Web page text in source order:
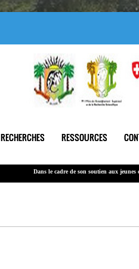
RECHERCHES RESSOURCES
Dans le cadre de son soutienaux jeunes chercheurs
Le montant global alloué à cet appel est de 100